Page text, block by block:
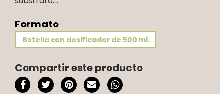
Formato
Botella con dosificador de 500 ml.
Compartir este producto